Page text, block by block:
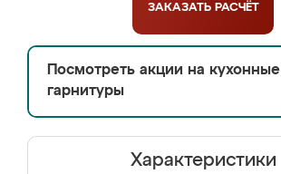
ЗАКАЗАТЬ РАСЧЁТ
Посмотреть акции на кухонные
гарнитуры
Характеристики